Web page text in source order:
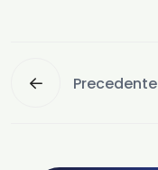
Precedente